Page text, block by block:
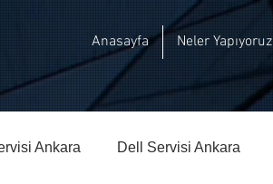
Anasayfa Neler Yapıyoruz
Ankara Dell Servisi Ankara